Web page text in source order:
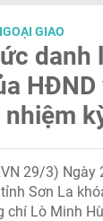
GIAO
danh
HĐND
nhiệm
29/3)
Sơn La
chí Lò Minh